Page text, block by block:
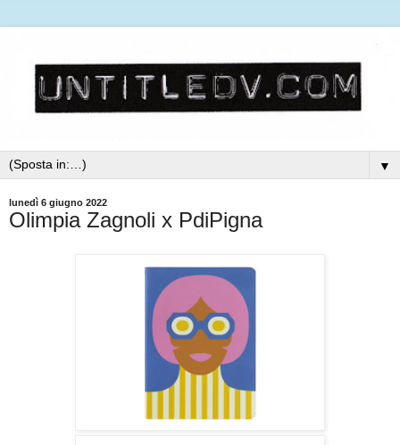
▼
lunedì 6 giugno 2022
Olimpia Zagnoli x PdiPigna